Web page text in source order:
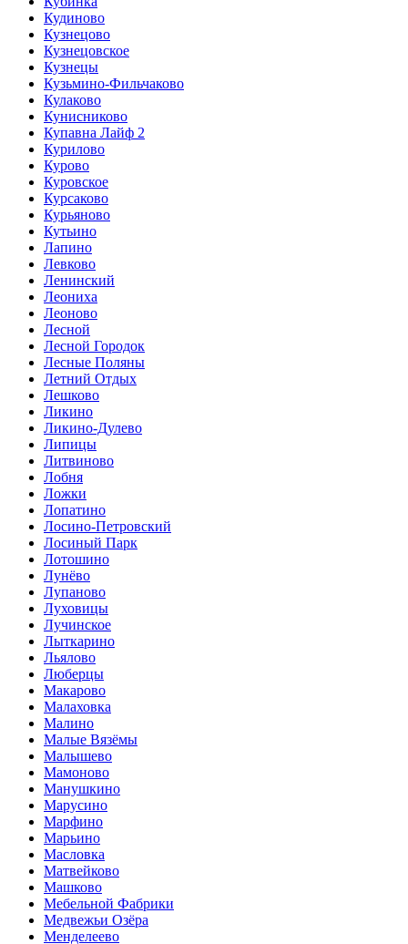
Кудиново
Кузнецово
Кузнецовское
Кузнецы
Кузьмино-Фильчаково
Кулаково
Кунисниково
Купавна Лайф 2
Курилово
Курово
Куровское
Курсаково
Курьяново
Кутьино
Лапино
Левково
Ленинский
Леониха
Леоново
Лесной
Лесной Городок
Лесные Поляны
Летний Отдых
Лешково
Ликино
Ликино-Дулево
Липицы
Литвиново
Лобня
Ложки
Лопатино
Лосино-Петровский
Лосиный Парк
Лотошино
Лунёво
Лупаново
Луховицы
Лучинское
Лыткарино
Льялово
Люберцы
Макарово
Малаховка
Малино
Малые Вязёмы
Малышево
Мамоново
Манушкино
Марусино
Марфино
Марьино
Масловка
Матвейково
Машково
Мебельной Фабрики
Медвежьи Озёра
Менделеево